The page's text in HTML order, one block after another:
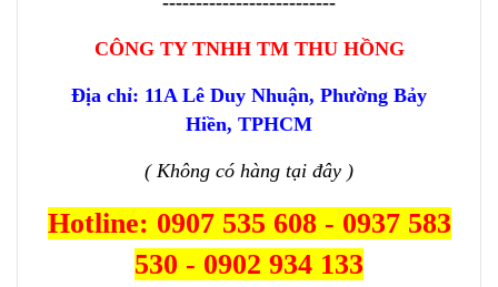
CÔNG TY TNHH TM THU HỒNG
Địa chỉ: 11A Lê Duy Nhuận, Phường Bảy
Hiền, TPHCM
( Không có hàng tại đây )
Hotline: 0907 535 608 - 0937 583
530 - 0902 934 133